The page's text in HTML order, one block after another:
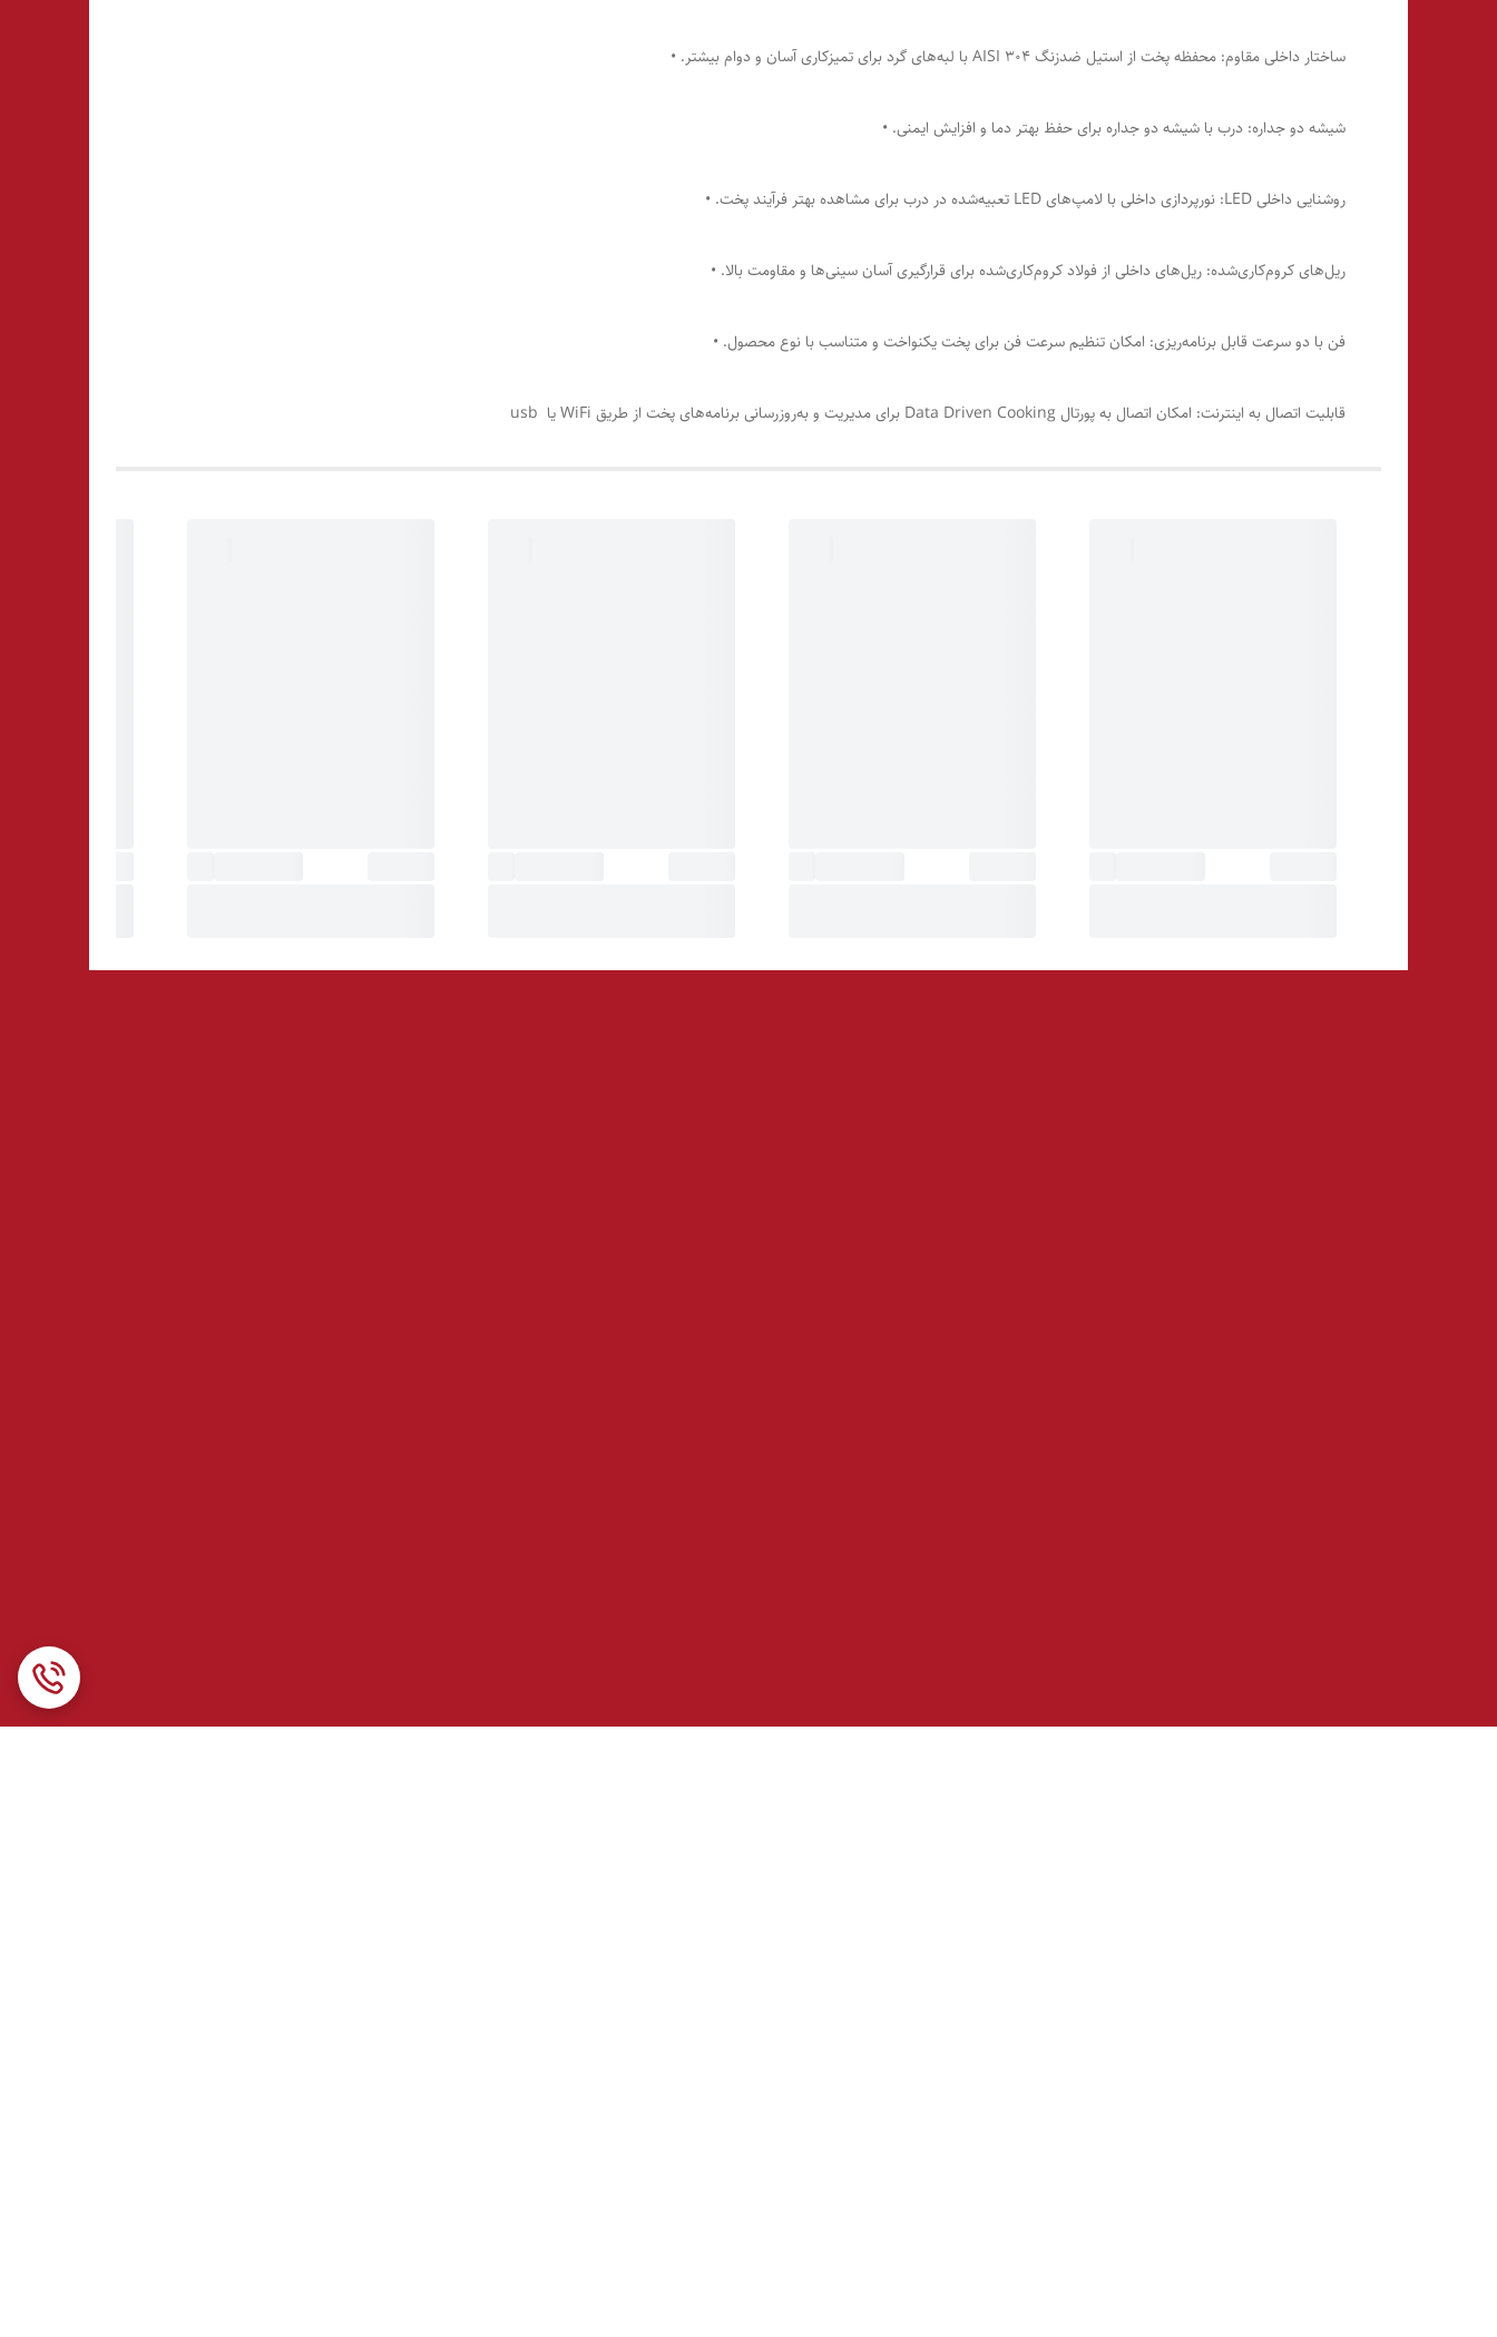
ساختار داخلی مقاوم: محفظه پخت از استیل ضدزنگ AISI 304 با لبه‌های گرد برای تمیزکاری آسان و دوام بیشتر. •
شیشه دو جداره: درب با شیشه دو جداره برای حفظ بهتر دما و افزایش ایمنی. •
روشنایی داخلی LED: نورپردازی داخلی با لامپ‌های LED تعبیه‌شده در درب برای مشاهده بهتر فرآیند پخت. •
ریل‌های کروم‌کاری‌شده: ریل‌های داخلی از فولاد کروم‌کاری‌شده برای قرارگیری آسان سینی‌ها و مقاومت بالا. •
فن با دو سرعت قابل برنامه‌ریزی: امکان تنظیم سرعت فن برای پخت یکنواخت و متناسب با نوع محصول. •
قابلیت اتصال به اینترنت: امکان اتصال به پورتال Data Driven Cooking برای مدیریت و به‌روزرسانی برنامه‌های پخت از طریق WiFi یا usb